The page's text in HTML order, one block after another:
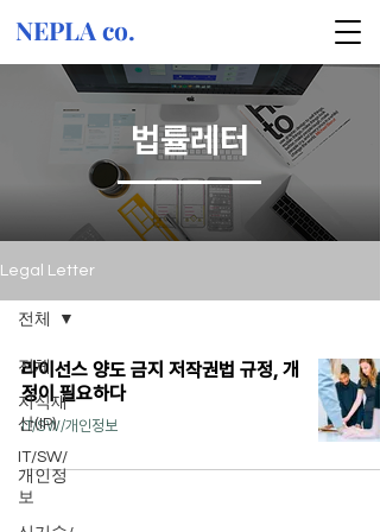
NEPLA co.
법률레터
Legal Letter
전체
지식재
산(IP)
IT/SW/
개인정
보
전체
라이선스 양도 금지 저작권법 규정, 개
정이 필요하다
IT/SW/개인정보